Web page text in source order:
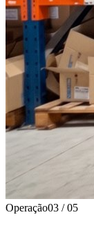
Operação03 / 05